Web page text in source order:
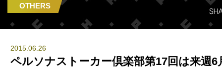
OTHERS
2015.06.26
ペルソナストーカー倶楽部第17回は来週6